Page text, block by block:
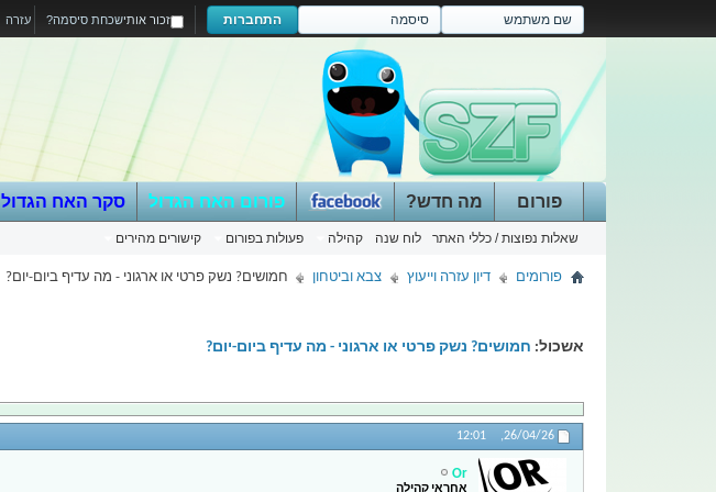
עזרה התחברות זכור אותישכחת סיסמה?
פורום
שאלות נפוצות / כללי האתר לוח שנה קהילה פעולות בפורום קישורים מהירים
מה חדש? פורום האח הגדול סקר האח הגדול
פורומים דיון עזרה וייעוץ צבא וביטחון חמושים? נשק פרטי או ארגוני - מה עדיף ביום-יום?
אשכול: חמושים? נשק פרטי או ארגוני - מה עדיף ביום-יום?
26/04/26,
12:01
Or
אחראי קהילה